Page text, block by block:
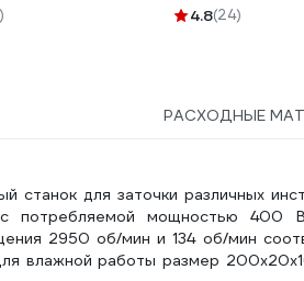
30 метров
мм R7006014
4.8(24)
РАСХОДНЫЕ
для заточки различных
с потребляемой мощностью 400
2950 об/мин и 134 об/мин
влажной работы размер